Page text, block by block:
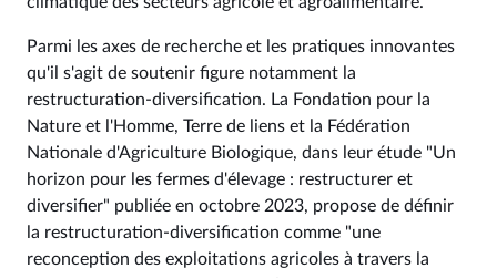
Parmi les axes de recherche et les pratiques innovantes
qu'il s'agit de soutenir figure notamment la
restructuration-diversification. La Fondation pour la
Nature et l'Homme, Terre de liens et la Fédération
Nationale d'Agriculture Biologique, dans leur étude "Un
horizon pour les fermes d'élevage : restructurer et
diversifier" publiée en octobre 2023, propose de définir
la restructuration-diversification comme "une
reconception des exploitations agricoles à travers la